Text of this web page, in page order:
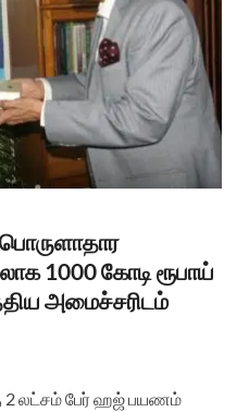
1000 கோடி ரூபாய்
அமைச்சரிடம்
2 லட்சம் பேர் ஹஜ் பயணம்